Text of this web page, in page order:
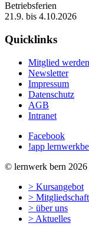
Betriebsferien
21.9. bis 4.10.2026
Quicklinks
Mitglied werden
Newsletter
Impressum
Datenschutz
AGB
Intranet
Facebook
!app
© lernwerk bern 2026
> Kursangebot
> Mitgliedschaft
> über uns
> Aktuelles